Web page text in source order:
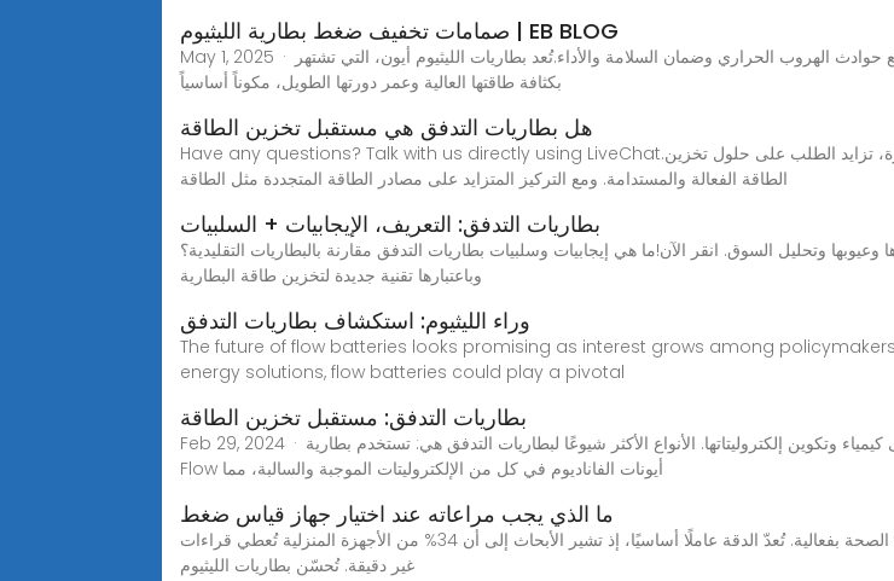
صمامات تخفيف ضغط بطارية الليثيوم | EB BLOG
May 1, 2025 · تعرّف على الدور الحاسم لصمامات تنفيس الضغط في بطاريات الليثيوم، ومنع حوادث الهروب الحراري وضمان السلامة والأداء.تُعد بطاريات الليثيوم أيون، التي تشتهر
بكثافة طاقتها العالية وعمر دورتها الطويل، مكوناً أساسياً
هل بطاريات التدفق هي مستقبل تخزين الطاقة
Have any questions? Talk with us directly using LiveChat.هل بطاريات التدفق هي مستقبل تخزين الطاقة؟ المُقدّمة في السنوات الأخيرة، تزايد الطلب على حلول تخزين
الطاقة الفعالة والمستدامة. ومع التركيز المتزايد على مصادر الطاقة المتجددة مثل الطاقة
بطاريات التدفق: التعريف، الإيجابيات + السلبيات
وتحليل السوق. انقر الآن!ما هي إيجابيات وسلبيات بطاريات التدفق مقارنة بالبطاريات التقليدية؟
وباعتبارها تقنية جديدة لتخزين طاقة البطارية
وراء الليثيوم: استكشاف بطاريات التدفق
The future of flow batteries looks promising as interest grows among
energy solutions, flow batteries could play a pivotal
بطاريات التدفق: مستقبل تخزين الطاقة
Feb 29, 2024 · يمكن تصنيف بطاريات التدفق إلى أنواع مختلفة بناءً على كيمياء وتكوين إلكتروليتاتها. الأنواع الأكثر شيوعًا لبطاريات التدفق هي: تستخدم بطارية Vanadium Redox
Flow أيونات الفاناديوم في كل من الإلكتروليتات الموجبة والسالبة، مما
ما الذي يجب مراعاته عند اختيار جهاز قياس ضغط
يُعد اختيار بطارية ليثيوم موثوقة لجهاز قياس ضغط الدم أمرًا بالغ الأهمية لمراقبة الصحة بفعالية. تُعدّ الدقة عاملًا أساسيًا، إذ تشير الأبحاث إلى أن 34% من الأجهزة المنزلية تُعطي قراءات
غير دقيقة. تُحسّن بطاريات الليثيوم